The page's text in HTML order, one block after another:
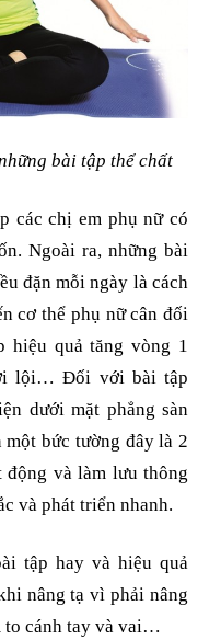
bài tập thể chất
các chị em phụ nữ có
Ngoài ra, những bài
đặn mỗi ngày là cách
cơ thể phụ nữ cân đối
hiệu quả tăng vòng 1
lội… Đối với bài tập
dưới mặt phẳng sàn
một bức tường đây là 2
động và làm lưu thông
và phát triển nhanh.
tập hay và hiệu quả
nâng tạ vì phải nâng
to cánh tay và vai…